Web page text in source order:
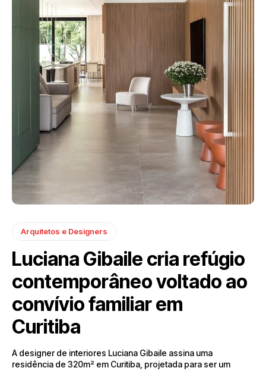
Arquitetos e Designers
Luciana Gibaile cria refúgio
contemporâneo voltado ao
convívio familiar em
Curitiba
A designer de interiores Luciana Gibaile assina uma
residência de 320m² em Curitiba, projetada para ser um